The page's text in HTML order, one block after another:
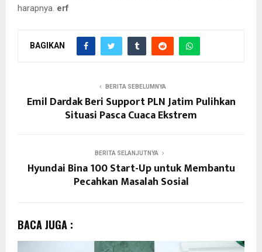
harapnya. erf
BAGIKAN
BERITA SEBELUMNYA
Emil Dardak Beri Support PLN Jatim Pulihkan
Situasi Pasca Cuaca Ekstrem
BERITA SELANJUTNYA
Hyundai Bina 100 Start-Up untuk Membantu
Pecahkan Masalah Sosial
BACA JUGA :